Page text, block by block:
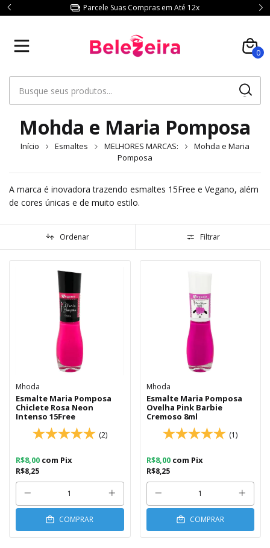
Parcele Suas Compras em Até 12x
0
Mohda e Maria Pomposa
Início Esmaltes MELHORES MARCAS:
Mohda e Maria
Pomposa
A marca é inovadora trazendo esmaltes 15Free e Vegano, além
de cores únicas e de muito estilo.
Ordenar Filtrar
Mhoda
Esmalte Maria Pomposa
Chiclete Rosa Neon
Intenso 15Free
(2)
R$8,25
R$8,00 com Pix
COMPRAR
Mhoda
Esmalte Maria Pomposa
Ovelha Pink Barbie
Cremoso 8ml
(1)
R$8,25
R$8,00 com Pix
COMPRAR